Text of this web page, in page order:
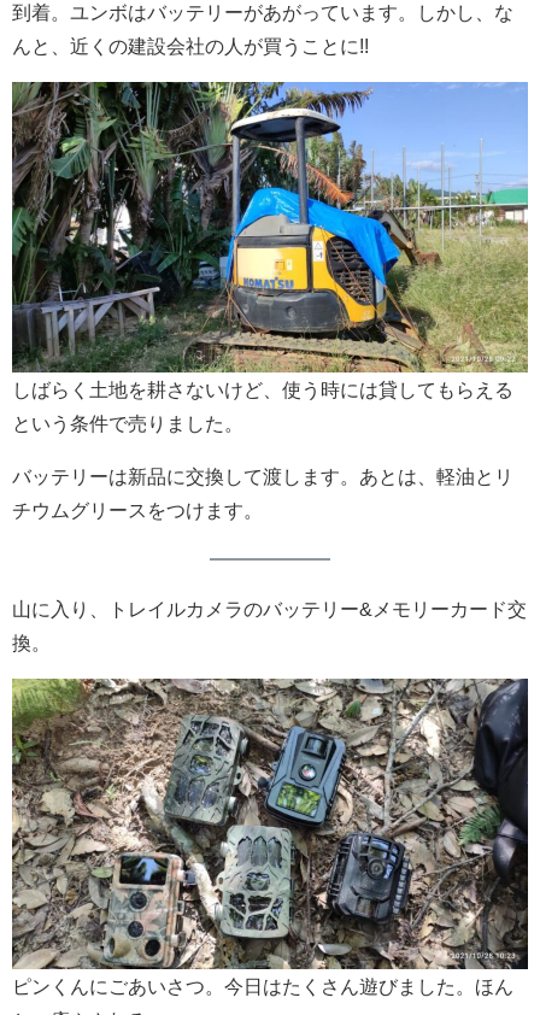
到着。ユンボはバッテリーがあがっています。しかし、な
んと、近くの建設会社の人が買うことに!!
しばらく土地を耕さないけど、使う時には貸してもらえる
という条件で売りました。
バッテリーは新品に交換して渡します。あとは、軽油とリ
チウムグリースをつけます。
山に入り、トレイルカメラのバッテリー&メモリーカード交
換。
ピンくんにごあいさつ。今日はたくさん遊びました。ほん